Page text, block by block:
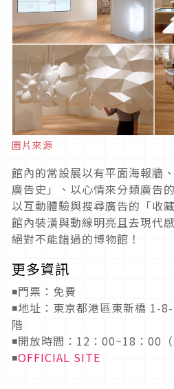
圖片來源
館內的常設展以有平面海報牆
廣告史」、以心情來分類廣告
以互動體驗與搜尋廣告的「收
館內裝潢與動線明亮且去現代
絕對不能錯過的博物館！
更多資訊
◾門票：免費
◾地址：東京都港區東新橋 1-
階
◾開放時間：12：00~18：00（
◾OFFICIAL SITE